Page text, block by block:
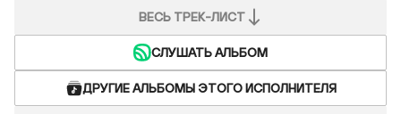
ВЕСЬ ТРЕК-ЛИСТ
СЛУШАТЬ АЛЬБОМ
ДРУГИЕ АЛЬБОМЫ ЭТОГО ИСПОЛНИТЕЛЯ